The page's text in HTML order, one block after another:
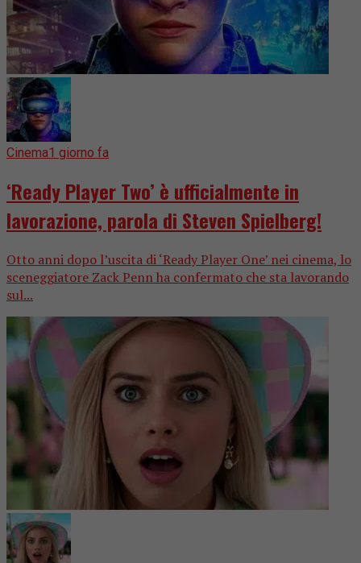
Cinema1 giorno fa
‘Ready Player Two’ è ufficialmente in
lavorazione, parola di Steven Spielberg!
Otto anni dopo l’uscita di ‘Ready Player One’ nei cinema, lo
sceneggiatore Zack Penn ha confermato che sta lavorando
sul...